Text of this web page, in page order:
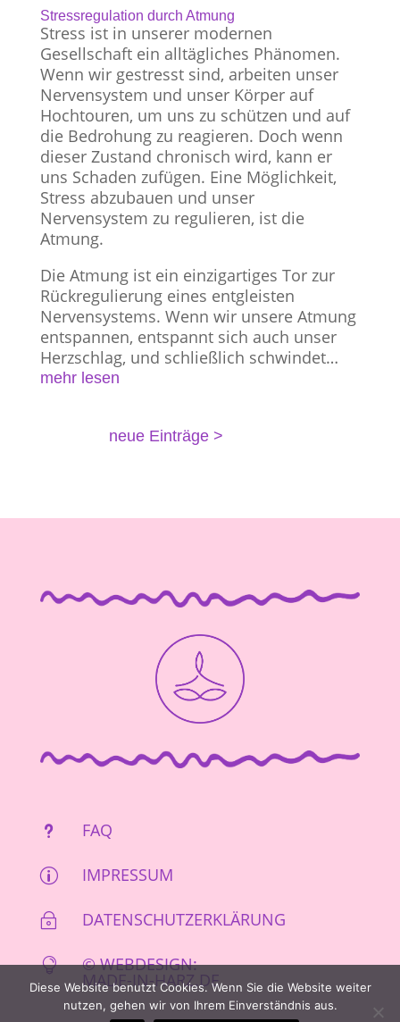
Stressregulation durch Atmung
Stress ist in unserer modernen
Gesellschaft ein alltägliches Phänomen.
Wenn wir gestresst sind, arbeiten unser
Nervensystem und unser Körper auf
Hochtouren, um uns zu schützen und auf
die Bedrohung zu reagieren. Doch wenn
dieser Zustand chronisch wird, kann er
uns Schaden zufügen. Eine Möglichkeit,
Stress abzubauen und unser
Nervensystem zu regulieren, ist die
Atmung.
Die Atmung ist ein einzigartiges Tor zur
Rückregulierung eines entgleisten
Nervensystems. Wenn wir unsere Atmung
entspannen, entspannt sich auch unser
Herzschlag, und schließlich schwindet…
mehr lesen
u FAQ
p IMPRESSUM
~ DATENSCHUTZERKLÄRUNG
 © WEBDESIGN:
MADE-IN-HARZ.DE
Diese Website benutzt Cookies. Wenn Sie die Website weiter
nutzen, gehen wir von Ihrem Einverständnis aus.